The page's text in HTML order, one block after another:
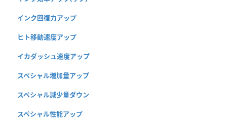
インク回復力アップ
ヒト移動速度アップ
イカダッシュ速度アップ
スペシャル増加量アップ
スペシャル減少量ダウン
スペシャル性能アップ